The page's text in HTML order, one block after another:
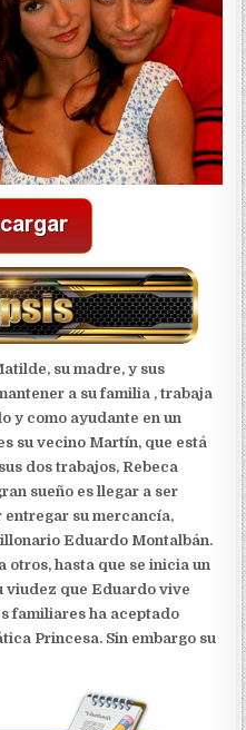
su madre, y sus
a su familia , trabaja
y como ayudante en un
su vecino Martín, que está
dos trabajos, Rebeca
sueño es llegar a ser
entregar su mercancía,
Eduardo Montalbán.
hasta que se inicia un
viudez que Eduardo vive
familiares ha aceptado
Princesa. Sin embargo su